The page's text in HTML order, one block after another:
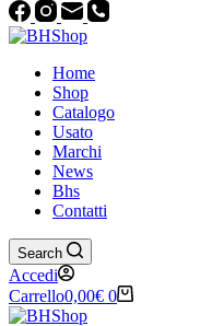
Home
Shop
Catalogo
Usato
Marchi
News
Bhs
Contatti
Search
Accedi
Carrello0,00€ 0